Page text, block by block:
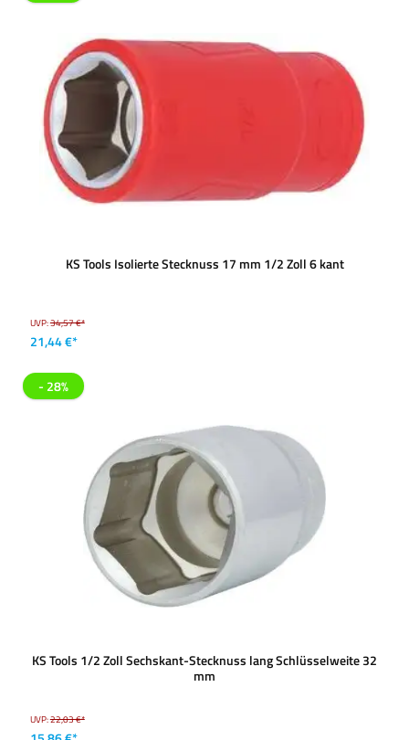
KS Tools Isolierte Stecknuss 17 mm 1/2 Zoll 6 kant
UVP:34,57 €*
21,44 €*
- 28%
KS Tools 1/2 Zoll Sechskant-Stecknuss lang Schlüsselweite 32
mm
UVP:22,03 €*